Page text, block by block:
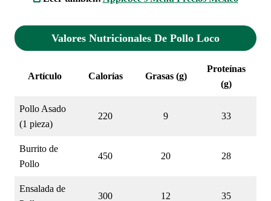
Valores Nutricionales De Pollo Loco
Artículo Calorías Grasas (g)
Proteínas
(g)
Pollo Asado
(1 pieza)
220 9 33
Burrito de
Pollo
450 20 28
Ensalada de
300 12 35